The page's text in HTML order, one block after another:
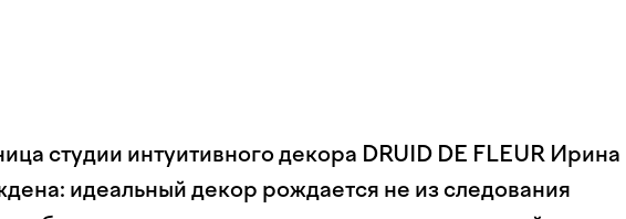
студии интуитивного декора DRUID DE FLEUR Ирина
идеальный декор рождается не из следования